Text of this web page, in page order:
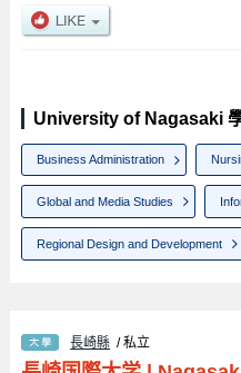
University of Nagasaki
Business Administration
Global and Media Studies
Regional Design and Development
長崎縣 / 私立